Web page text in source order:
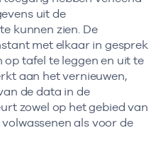
uit de
kunnen zien. De
met elkaar in gesprek
tafel te leggen en uit te
aan het vernieuwen,
de data in de
zowel op het gebied van
als voor de